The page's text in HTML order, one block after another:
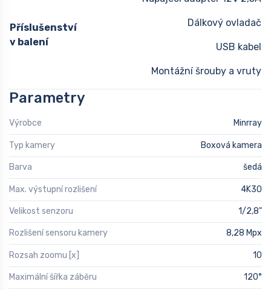
Příslušenství
v balení
Dálkový ovladač
USB kabel
Montážní šrouby a vruty
Parametry
Výrobce Minrray
Typ kamery Boxová kamera
Barva šedá
Max. výstupní rozlišení 4K30
Velikost senzoru 1/2,8"
Rozlišení sensoru kamery 8,28 Mpx
Rozsah zoomu [x] 10
Maximální šířka záběru 120°